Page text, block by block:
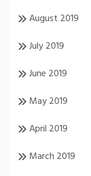
August 2019
July 2019
June 2019
May 2019
April 2019
March 2019